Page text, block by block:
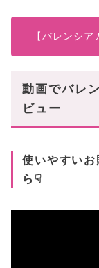
【バレンシ
動画でバレ
ビュー
使いやすい
ら☟